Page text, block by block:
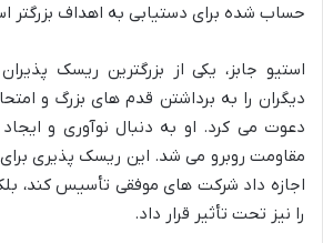
حساب شده برای دستیابی به اهداف بزرگتر
استیو جابز، یکی از بزرگترین ریسک
دیگران را به برداشتن قدم های بزرگ و
دعوت می کرد. او به دنبال نوآوری و ایجاد
مقاومت روبرو می شد. این ریسک پذیری برای
اجازه داد شرکت های موفقی تأسیس کند،
را نیز تحت تأثیر قرار داد.